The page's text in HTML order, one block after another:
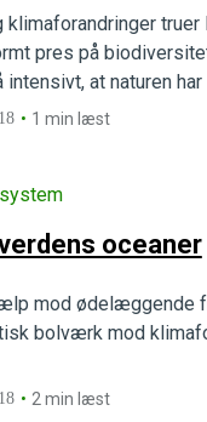
pres på
at naturen
1 min læst
oceaner
mod
bolværk mod
2 min læst